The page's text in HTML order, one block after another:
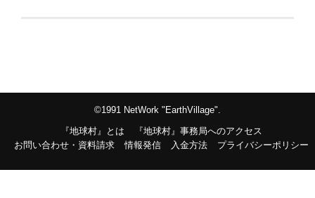
©1991 NetWork "EarthVillage".
『地球村』とは
『地球村』事務局へのアクセス
お問い合わせ・資料請求
情報発信 入金方法 プライバシーポリシー